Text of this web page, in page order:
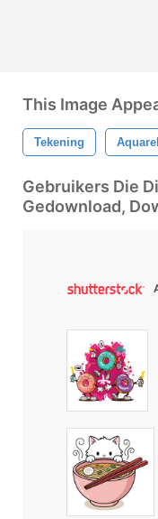
This Image
Tekening
Gebruikers Die
Gedownload,